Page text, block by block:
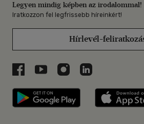
Legyen mindig képben az irodalommal!
Iratkozzon fel legfrissebb híreinkért!
Hírlevél-
Libri a Facebookon
Libri a Youtube-on
Libri az Instagramon
Libri a
Libri applikáció